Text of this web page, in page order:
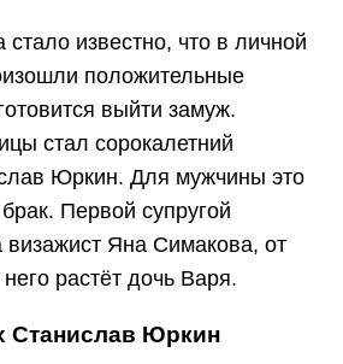
стало известно, что в личной
положительные
выйти замуж.
стал сорокалетний
Юркин. Для мужчины это
Первой супругой
Яна Симакова, от
растёт дочь Варя.
Станислав Юркин